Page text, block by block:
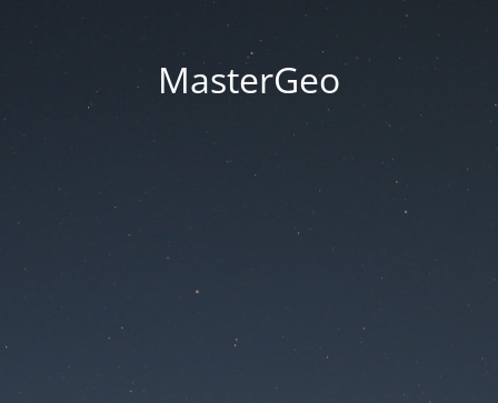
MasterGeo